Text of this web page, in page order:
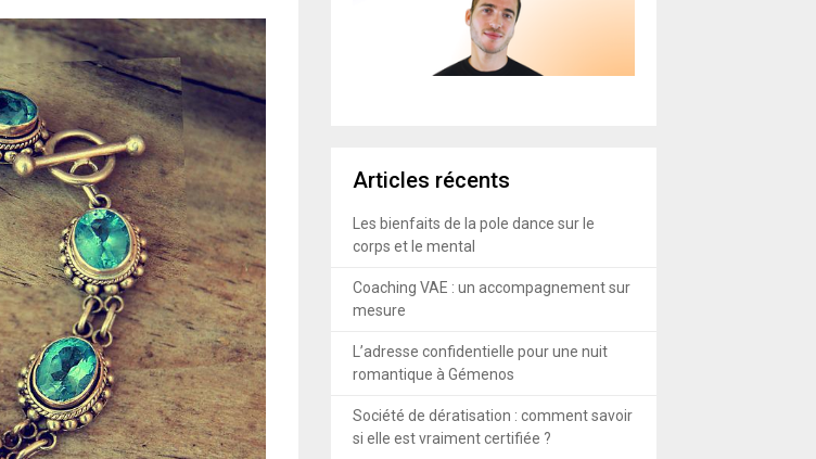
Articles récents
Les bienfaits de la pole dance sur le
corps et le mental
Coaching VAE : un accompagnement sur
mesure
L’adresse confidentielle pour une nuit
romantique à Gémenos
Société de dératisation : comment savoir
si elle est vraiment certifiée ?